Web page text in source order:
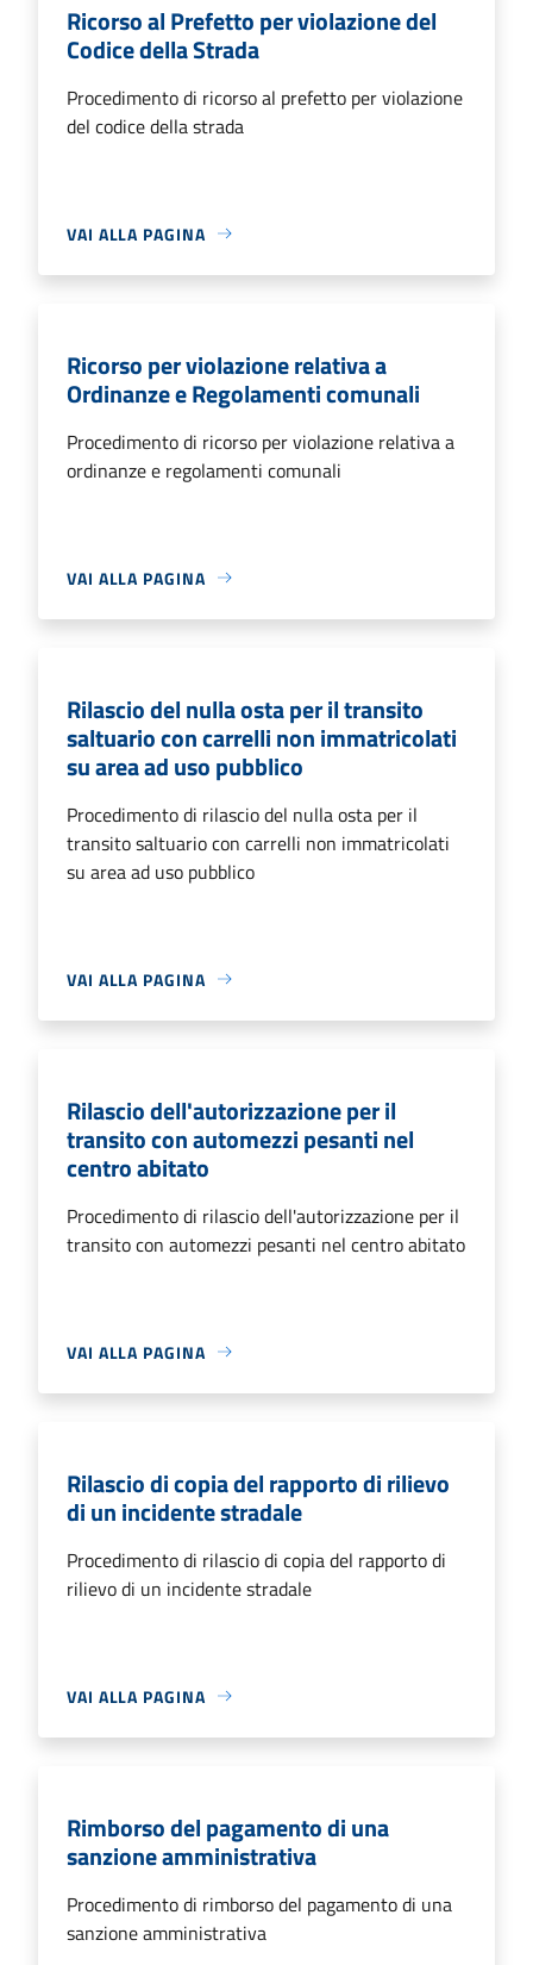
Ricorso al Prefetto per violazione del
Codice della Strada
Procedimento di ricorso al prefetto per violazione
del codice della strada
VAI ALLA PAGINA
Ricorso per violazione relativa a
Ordinanze e Regolamenti comunali
Procedimento di ricorso per violazione relativa a
ordinanze e regolamenti comunali
VAI ALLA PAGINA
Rilascio del nulla osta per il transito
saltuario con carrelli non immatricolati
su area ad uso pubblico
Procedimento di rilascio del nulla osta per il
transito saltuario con carrelli non immatricolati
su area ad uso pubblico
VAI ALLA PAGINA
Rilascio dell'autorizzazione per il
transito con automezzi pesanti nel
centro abitato
Procedimento di rilascio dell'autorizzazione per il
transito con automezzi pesanti nel centro abitato
VAI ALLA PAGINA
Rilascio di copia del rapporto di rilievo
di un incidente stradale
Procedimento di rilascio di copia del rapporto di
rilievo di un incidente stradale
VAI ALLA PAGINA
Rimborso del pagamento di una
sanzione amministrativa
Procedimento di rimborso del pagamento di una
sanzione amministrativa